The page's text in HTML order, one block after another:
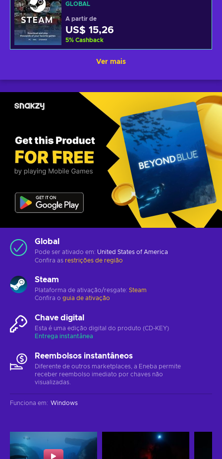
GLOBAL
A partir de
US$ 15,26
5% Cashback
Ver mais
Global
Pode ser ativado em: United States of America
Confira as restrições de região
Steam
Plataforma de ativação/resgate: Steam
Confira o guia de ativação
Chave digital
Esta é uma edição digital do produto (CD-KEY)
Entrega instantânea
Reembolsos instantâneos
Diferente de outros marketplaces, a Eneba permite
receber reembolso imediato por chaves não
visualizadas.
Funciona em: Windows